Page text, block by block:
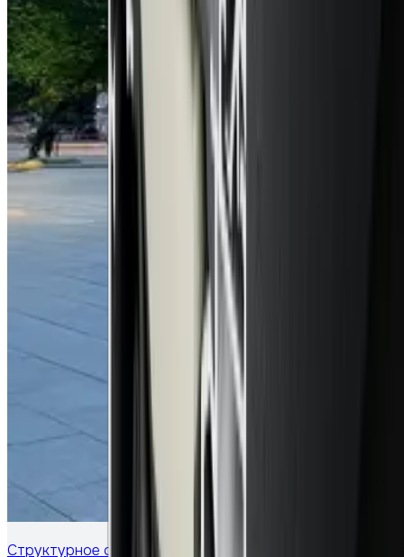
Cтруктурное остекление ресторана в Москве